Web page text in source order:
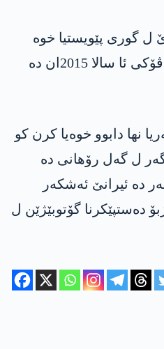
ل گوری پێویستیا خوه‌
پابه‌ندبوونا ب لهه‌ڤهاتنا ناڤۆكی ئا سالا 2015ان ده‌
نها دابوو خوه‌یا كرن كو
ل گه‌ل رۆهانی ده‌
ده‌ ئیرانێ ئه‌شكه‌ر
ده‌ستپێكرنا گۆتوبێژێن ل